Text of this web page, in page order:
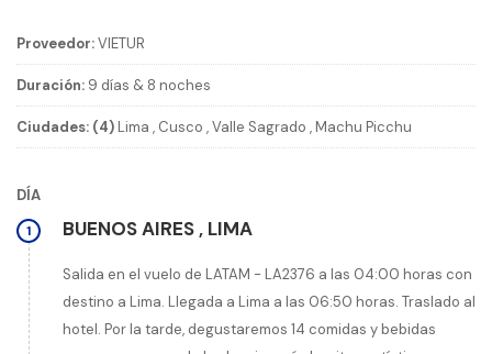
Proveedor:VIETUR
Duración: 9 días & 8 noches
Ciudades: (4)Lima , Cusco ,Valle Sagrado ,Machu Picchu
DÍA
1 BUENOS AIRES , LIMA
Salida en el vuelo de LATAM - LA2376 a las 04:00 horas con
destino a Lima. Llegada a Lima a las 06:50 horas. Traslado al
hotel. Por la tarde, degustaremos 14 comidas y bebidas